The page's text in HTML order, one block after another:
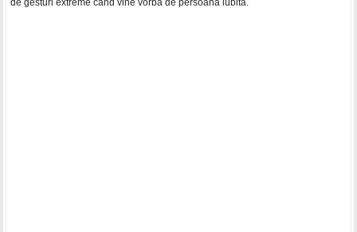
de gesturi extreme cand vine vorba de persoana iubita.